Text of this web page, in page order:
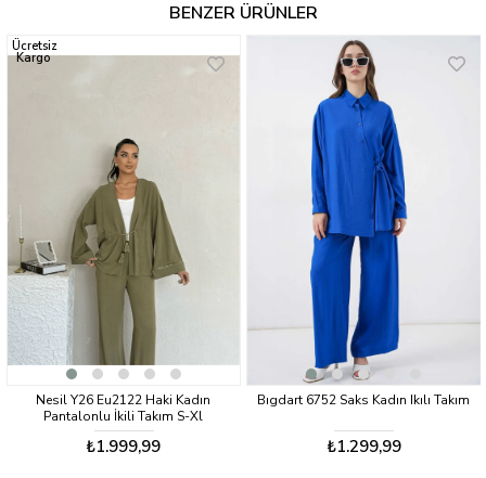
BENZER ÜRÜNLER
Bıgdart 6752 Saks Kadın Ikılı Takım
₺1.299,99
Nesil Y26 Eu2118 Kahve Kadın
₺1.999,99